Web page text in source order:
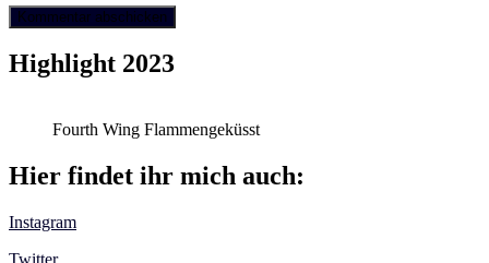
Highlight 2023
Fourth Wing Flammengeküsst
Hier findet ihr mich auch:
Instagram